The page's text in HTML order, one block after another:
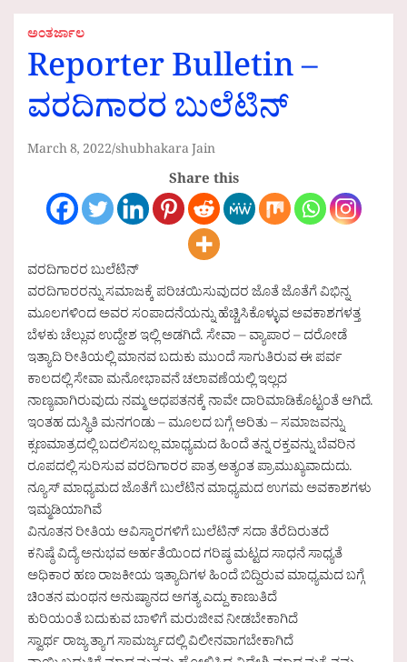
ಅಂತರ್ಜಾಲ
Reporter Bulletin –
ವರದಿಗಾರರ ಬುಲೆಟಿನ್
March 8, 2022 shubhakara Jain
Share this
ವರದಿಗಾರರ ಬುಲೆಟಿನ್
ವರದಿಗಾರರನ್ನು ಸಮಾಜಕ್ಕೆ ಪರಿಚಯಿಸುವುದರ ಜೊತೆ ಜೊತೆಗೆ ವಿಭಿನ್ನ
ಮೂಲಗಳಿಂದ ಅವರ ಸಂಪಾದನೆಯನ್ನು ಹೆಚ್ಚಿಸಿಕೊಳ್ಳುವ ಅವಕಾಶಗಳತ್ತ
ಬೆಳಕು ಚೆಲ್ಲುವ ಉದ್ದೇಶ ಇಲ್ಲಿ ಅಡಗಿದೆ. ಸೇವಾ – ವ್ಯಾಪಾರ – ದರೋಡೆ
ಇತ್ಯಾದಿ ರೀತಿಯಲ್ಲಿ ಮಾನವ ಬದುಕು ಮುಂದೆ ಸಾಗುತಿರುವ ಈ ಪರ್ವ
ಕಾಲದಲ್ಲಿ ಸೇವಾ ಮನೋಭಾವನೆ ಚಲಾವಣೆಯಲ್ಲಿ ಇಲ್ಲದ
ನಾಣ್ಯವಾಗಿರುವುದು ನಮ್ಮ ಅಧಪತನಕ್ಕೆ ನಾವೇ ದಾರಿಮಾಡಿಕೊಟ್ಟಂತೆ ಆಗಿದೆ.
ಇಂತಹ ದುಸ್ಥಿತಿ ಮನಗಂಡು – ಮೂಲದ ಬಗ್ಗೆ ಅರಿತು – ಸಮಾಜವನ್ನು
ಕ್ಸಣಮಾತ್ರದಲ್ಲಿ ಬದಲಿಸಬಲ್ಲ ಮಾಧ್ಯಮದ ಹಿಂದೆ ತನ್ನ ರಕ್ತವನ್ನು ಬೆವರಿನ
ರೂಪದಲ್ಲಿ ಸುರಿಸುವ ವರದಿಗಾರರ ಪಾತ್ರ ಅತ್ಯಂತ ಪ್ರಾಮುಖ್ಯವಾದುದು.
ನ್ಯೂಸ್ ಮಾಧ್ಯಮದ ಜೊತೆಗೆ ಬುಲೆಟಿನ ಮಾಧ್ಯಮದ ಉಗಮ ಅವಕಾಶಗಳು
ಇಮ್ಮಡಿಯಾಗಿವೆ
ವಿನೂತನ ರೀತಿಯ ಆವಿಸ್ಕಾರಗಳಿಗೆ ಬುಲೆಟಿನ್ ಸದಾ ತೆರೆದಿರುತದೆ
ಕನಿಷ್ಠೆ ವಿದ್ಯೆ ಅನುಭವ ಅರ್ಹತೆಯಿಂದ ಗರಿಷ್ಠ ಮಟ್ಟದ ಸಾಧನೆ ಸಾಧ್ಯತೆ
ಅಧಿಕಾರ ಹಣ ರಾಜಕೀಯ ಇತ್ಯಾದಿಗಳ ಹಿಂದೆ ಬಿದ್ದಿರುವ ಮಾಧ್ಯಮದ ಬಗ್ಗೆ
ಚಿಂತನ ಮಂಥನ ಅನುಷ್ಠಾನದ ಅಗತ್ಯ ಎದ್ದು ಕಾಣುತಿದೆ
ಕುರಿಯಂತೆ ಬದುಕುವ ಬಾಳಿಗೆ ಮರುಜೀವ ನೀಡಬೇಕಾಗಿದೆ
ಸ್ವಾರ್ಥ ರಾಜ್ಯ ತ್ಯಾಗ ಸಾಮರ್ಜ್ಯದಲ್ಲಿ ವಿಲೀನವಾಗಬೇಕಾಗಿದೆ